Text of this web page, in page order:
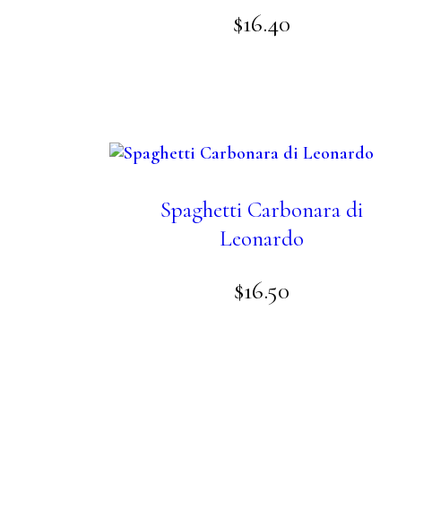
$16.40
Spaghetti Carbonara di
Leonardo
$16.50